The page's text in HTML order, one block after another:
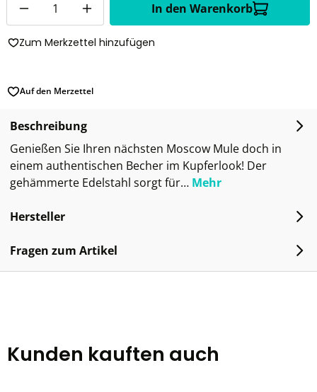
In den Warenkorb
Zum Merkzettel hinzufügen
Auf den Merzettel
Beschreibung
Genießen Sie Ihren nächsten Moscow Mule doch in
einem authentischen Becher im Kupferlook! Der
gehämmerte Edelstahl sorgt für… Mehr
Hersteller
Fragen zum Artikel
Kunden kauften auch